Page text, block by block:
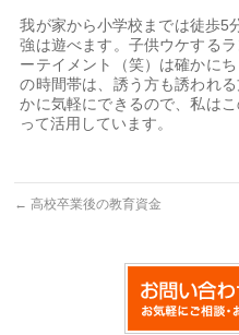
我が家から小学校までは徒歩5
強は遊べます。子供ウケする
ーテイメント（笑）は確かに
の時間帯は、誘う方も誘われ
かに気軽にできるので、私は
って活用しています。
← 高校卒業後の教育資金